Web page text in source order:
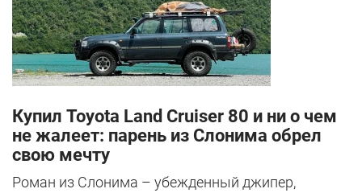
Купил Toyota Land Cruiser 80 и ни о чем
не жалеет: парень из Слонима обрел
свою мечту
Роман из Слонима – убежденный джипер,